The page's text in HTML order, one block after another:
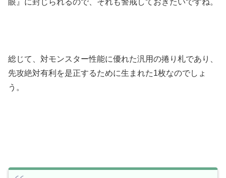
総じて、対モンスター性能に優れた汎用の捲り札であり、
先攻絶対有利を是正するために生まれた1枚なのでしょ
う。